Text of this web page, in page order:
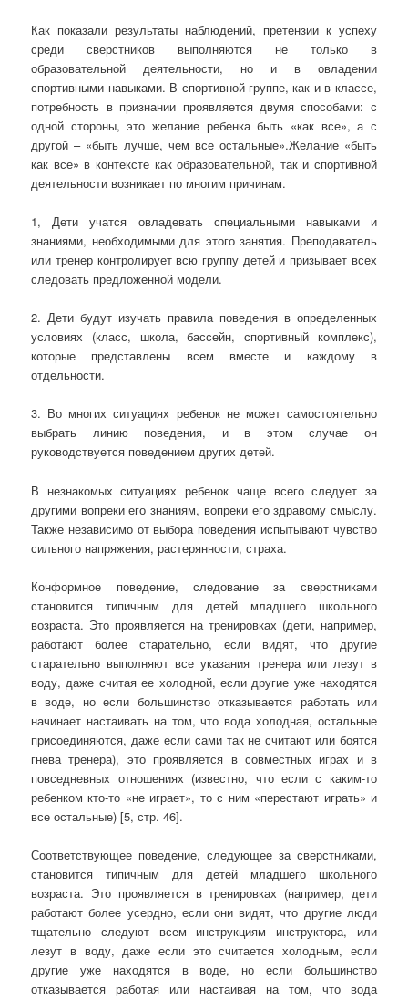
Как показали результаты наблюдений, претензии к успеху
среди сверстников выполняются не только в
образовательной деятельности, но и в овладении
спортивными навыками. В спортивной группе, как и в классе,
потребность в признании проявляется двумя способами: с
одной стороны, это желание ребенка быть «как все», а с
другой – «быть лучше, чем все остальные».Желание «быть
как все» в контексте как образовательной, так и спортивной
деятельности возникает по многим причинам.
1, Дети учатся овладевать специальными навыками и
знаниями, необходимыми для этого занятия. Преподаватель
или тренер контролирует всю группу детей и призывает всех
следовать предложенной модели.
2. Дети будут изучать правила поведения в определенных
условиях (класс, школа, бассейн, спортивный комплекс),
которые представлены всем вместе и каждому в
отдельности.
3. Во многих ситуациях ребенок не может самостоятельно
выбрать линию поведения, и в этом случае он
руководствуется поведением других детей.
В незнакомых ситуациях ребенок чаще всего следует за
другими вопреки его знаниям, вопреки его здравому смыслу.
Также независимо от выбора поведения испытывают чувство
сильного напряжения, растерянности, страха.
Конформное поведение, следование за сверстниками
становится типичным для детей младшего школьного
возраста. Это проявляется на тренировках (дети, например,
работают более старательно, если видят, что другие
старательно выполняют все указания тренера или лезут в
воду, даже считая ее холодной, если другие уже находятся
в воде, но если большинство отказывается работать или
начинает настаивать на том, что вода холодная, остальные
присоединяются, даже если сами так не считают или боятся
гнева тренера), это проявляется в совместных играх и в
повседневных отношениях (известно, что если с каким-то
ребенком кто-то «не играет», то с ним «перестают играть» и
все остальные) [5, стр. 46].
Соответствующее поведение, следующее за сверстниками,
становится типичным для детей младшего школьного
возраста. Это проявляется в тренировках (например, дети
работают более усердно, если они видят, что другие люди
тщательно следуют всем инструкциям инструктора, или
лезут в воду, даже если это считается холодным, если
другие уже находятся в воде, но если большинство
отказывается работая или настаивая на том, что вода